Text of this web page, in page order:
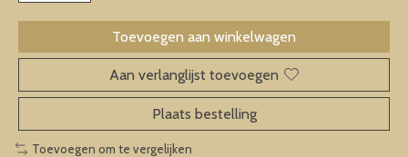
Toevoegen aan winkelwagen
Aan verlanglijst toevoegen
Plaats bestelling
Toevoegen om te vergelijken